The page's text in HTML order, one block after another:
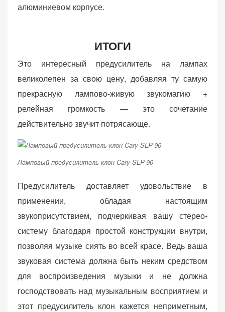
алюминиевом корпусе.
ИТОГИ
Это интересный предусилитель на лампах
великолепен за свою цену, добавляя ту самую
прекрасную лампово-живую звукомагию +
релейная громкость — это сочетание
действительно звучит потрясающе.
Ламповый предусилитель клон Cary SLP-90
Предусилитель доставляет удовольствие в
применении, обладая настоящим
звукоприсутствием, подчеркивая вашу стерео-
систему благодаря простой конструкции внутри,
позволяя музыке сиять во всей красе. Ведь ваша
звуковая система должна быть неким средством
для воспроизведения музыки и не должна
господствовать над музыкальным восприятием и
этот предусилитель клон кажется неприметным,